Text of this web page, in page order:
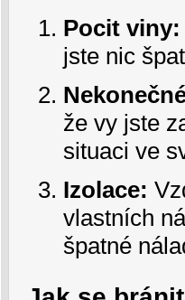
Pocit viny:
jste nic
že vy jste
situaci ve
Izolace:
vlastních
špatné